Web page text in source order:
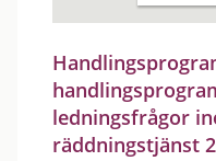
ledningsfrågor
räddningstjänst